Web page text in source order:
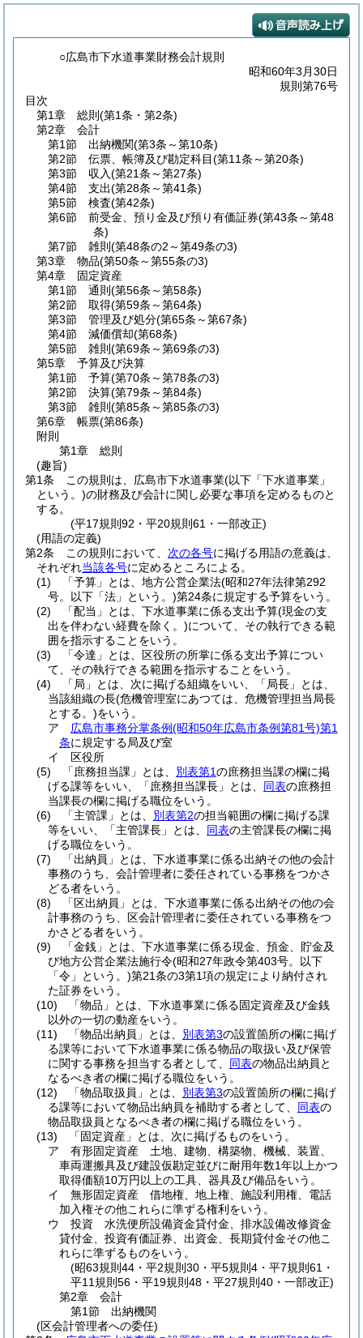
○広島市下水道事業財務会計規則
昭和60年3月30日
規則第76号
目次
第1章
総則 (第1条・第2条)
第2章
会計
第1節
出納機関(第3条～第10条)
第2節
伝票、帳簿及び勘定科目(第11条～第20条)
第3節
収入(第21条～第27条)
第4節
支出(第28条～第41条)
第5節
検査(第42条)
第6節
前受金、預り金及び預り有価証券(第43条～第48
条)
第7節
雑則 (第48条の2～第49条の3)
第3章
物品(第50条～第55条の3)
第4章
固定資産
第1節
通則 (第56条～第58条)
第2節
取得(第59条～第64条)
第3節
管理及び処分(第65条～第67条)
第4節
減価償却(第68条)
第5節
雑則 (第69条～第69条の3)
第5章
予算及び決算
第1節
予算(第70条～第78条の3)
第2節
決算(第79条～第84条)
第3節
雑則 (第85条～第85条の3)
第6章
帳票(第86条)
附則
第1章
総則
(趣旨)
第1条
この規則は、広島市下水道事業(以下「下水道事業」
という。)の財務及び会計に関し必要な事項を定めるものと
する。
(平17規則92・平20規則61・一部改正)
(用語の定義)
第2条
この規則において、 次の各号に掲げる用語の意義は、
それぞれ当該各号に定めるところによる。
(1)
「予算」とは、地方公営企業法(昭和27年法律第292
号。以下「法」という。)第24条に規定する予算をいう。
(2)
「配当」とは、下水道事業に係る支出予算(現金の支
出を伴わない経費を除く。)について、その執行できる範
囲を指示することをいう。
(3)
「令達」とは、区役所の所掌に係る支出予算につい
て、その執行できる範囲を指示することをいう。
(4)
「局」とは、次に掲げる組織をいい、「局長」とは、
当該組織の長(危機管理室にあつては、危機管理担当局長
とする。)をいう。
ア
広島市事務分掌条例(昭和50年広島市条例第81号)第1
条に規定する局及び室
イ
区役所
(5)
「庶務担当課」とは、 別表第1の庶務担当課の欄に掲
げる課等をいい、「庶務担当課長」とは、 同表の庶務担
当課長の欄に掲げる職位をいう。
(6)
「主管課」とは、 別表第2の担当範囲の欄に掲げる課
等をいい、「主管課長」とは、 同表の主管課長の欄に掲
げる職位をいう。
(7)
「出納員」とは、下水道事業に係る出納その他の会計
事務のうち、会計管理者に委任されている事務をつかさ
どる者をいう。
(8)
「区出納員」とは、下水道事業に係る出納その他の会
計事務のうち、区会計管理者に委任されている事務をつ
かさどる者をいう。
(9)
「金銭」とは、下水道事業に係る現金、預金、貯金及
び地方公営企業法施行令(昭和27年政令第403号。以下
「令」という。)第21条の3第1項の規定により納付され
た証券をいう。
(10)
「物品」とは、下水道事業に係る固定資産及び金銭
以外の一切の動産をいう。
(11)
「物品出納員」とは、 別表第3の設置箇所の欄に掲げ
る課等において下水道事業に係る物品の取扱い及び保管
に関する事務を担当する者として、 同表の物品出納員と
なるべき者の欄に掲げる職位をいう。
(12)
「物品取扱員」とは、 別表第3の設置箇所の欄に掲げ
る課等において物品出納員を補助する者として、 同表の
物品取扱員となるべき者の欄に掲げる職位をいう。
(13)
「固定資産」とは、次に掲げるものをいう。
ア
有形固定資産 土地、建物、構築物、機械、装置、
車両運搬具及び建設仮勘定並びに耐用年数1年以上かつ
取得価額10万円以上の工具、器具及び備品をいう。
イ
無形固定資産 借地権、地上権、施設利用権、電話
加入権その他これらに準ずる権利をいう。
ウ
投資 水洗便所設備資金貸付金、排水設備改修資金
貸付金、投資有価証券、出資金、長期貸付金その他こ
れらに準ずるものをいう。
(昭63規則44・平2規則30・平5規則4・平7規則61・
平11規則56・平19規則48・平27規則40・一部改正)
第2章
会計
第1節
出納機関
(区会計管理者への委任)